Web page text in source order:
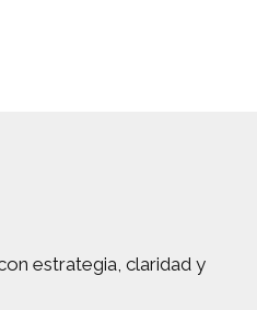
estrategia, claridad y